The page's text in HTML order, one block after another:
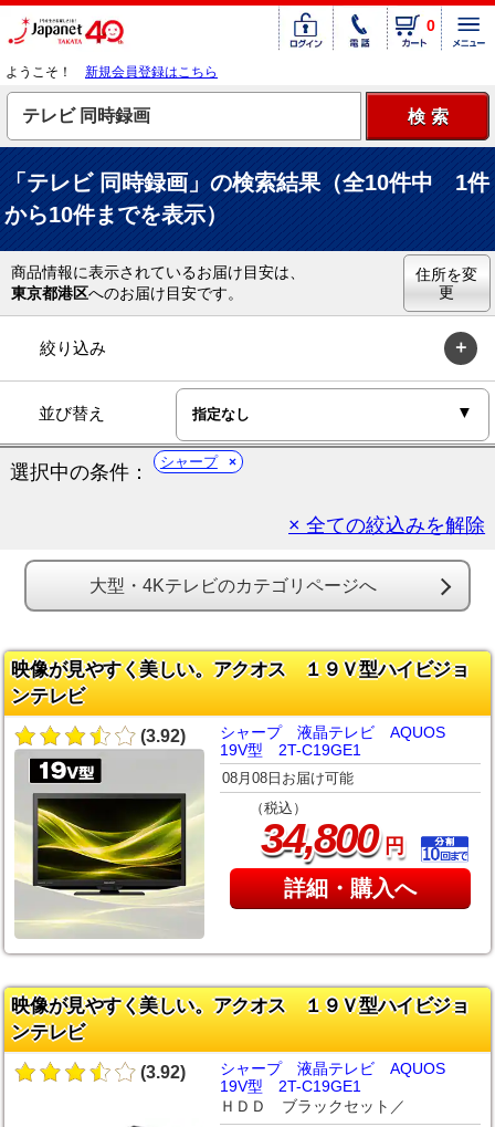
0
ようこそ！ 新規会員登録はこちら
「テレビ 同時録画」の検索結果（全10件中 1件
から10件までを表示）
商品情報に表示されているお届け目安は、
東京都港区へのお届け目安です。
住所を変
更
絞り込み
並び替え
選択中の条件： シャープ
× 全ての絞込みを解除
大型・4Kテレビのカテゴリページへ
映像が見やすく美しい。アクオス １９Ｖ型ハイビジョ
ンテレビ
(3.92)
シャープ 液晶テレビ AQUOS
19V型 2T-C19GE1
08月08日お届け可能
（税込）
34,800円
詳細・購入へ
映像が見やすく美しい。アクオス １９Ｖ型ハイビジョ
ンテレビ
(3.92)
シャープ 液晶テレビ AQUOS
19V型 2T-C19GE1
ＨＤＤ ブラックセット／